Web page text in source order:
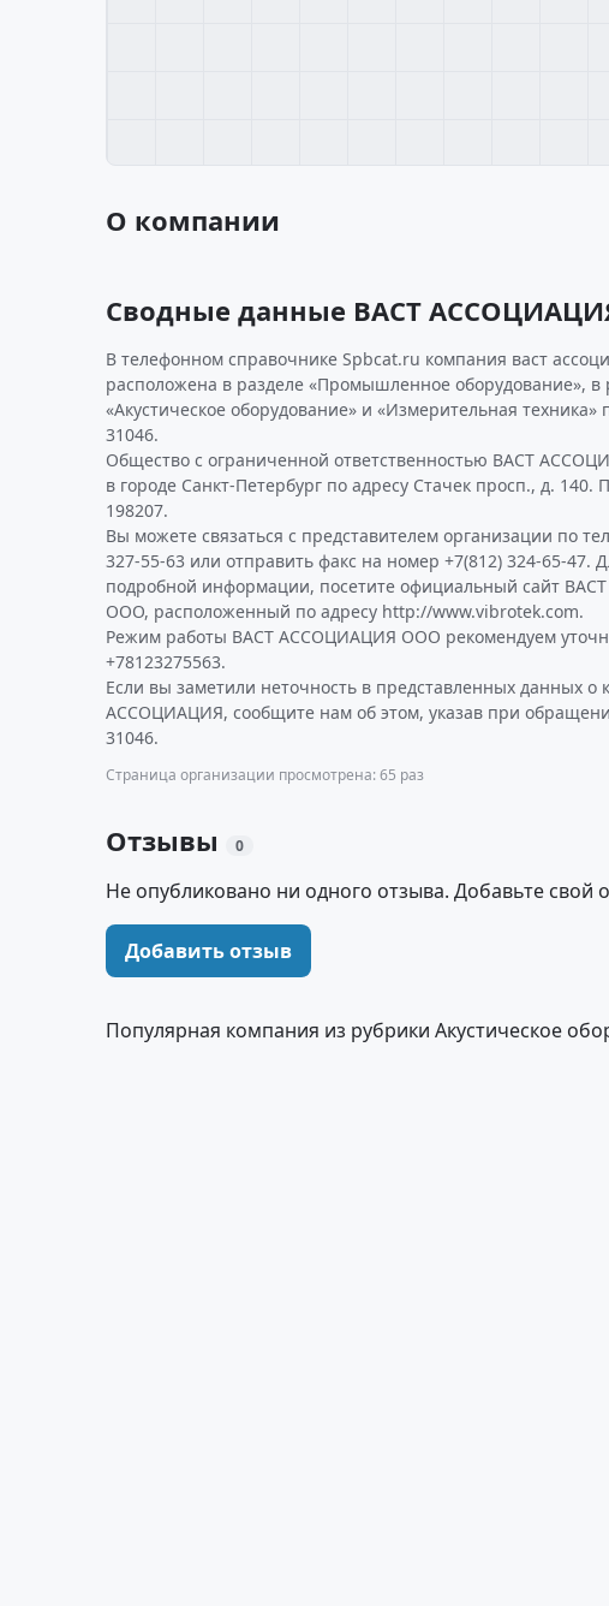
О компании
Сводные данные ВАСТ
В телефонном справочнике Spbcat.ru компания васт
расположена в разделе «Промышленное оборудование», в
«Акустическое оборудование» и «Измерительная
31046.
Общество с ограниченной ответственностью ВАСТ
в городе Санкт-Петербург по адресу Стачек просп., д. 140.
198207.
Вы можете связаться с представителем организации по
327-55-63 или отправить факс на номер +7(812) 324-65-47.
подробной информации, посетите официальный сайт
ООО, расположенный по адресу http://www.vibrotek.com.
Режим работы ВАСТ АССОЦИАЦИЯ ООО рекомендуем
+78123275563.
Если вы заметили неточность в представленных данных о
АССОЦИАЦИЯ, сообщите нам об этом, указав при
31046.
Страница организации просмотрена: 65 раз
Отзывы 0
Не опубликовано ни одного отзыва. Добавьте свой
Добавить отзыв
Популярная компания из рубрики Акустическое